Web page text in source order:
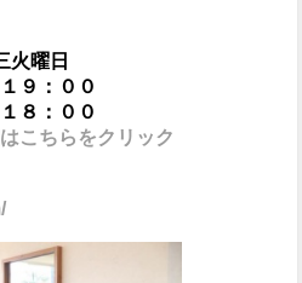
火曜日
９：００
８：００
こちらをクリック